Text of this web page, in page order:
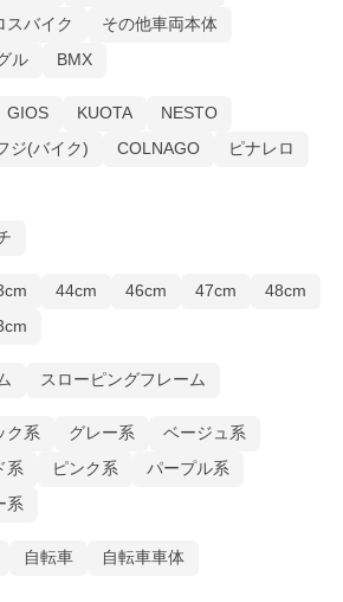
スバイク
その他車両本体
ル
BMX
GIOS KUOTA
NESTO
ジ(バイク) COLNAGO
ピナレロ
44cm 46cm 47cm
48cm
スローピングフレーム
ク系 グレー系
ベージュ系
系 ピンク系
パープル系
系
自転車
自転車車体